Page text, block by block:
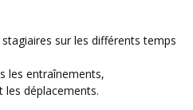
sur les différents temps
les entraînements,
les déplacements.